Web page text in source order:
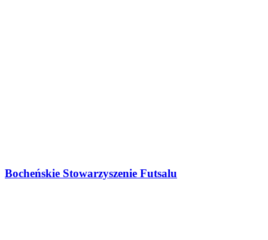
Bocheńskie Stowarzyszenie Futsalu